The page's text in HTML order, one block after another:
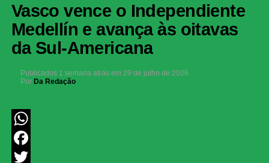
Vasco vence o Independiente
Medellín e avança às oitavas
da Sul-Americana
Publicados 1 semana atrás em 29 de julho de 2026
Por Da Redação
WhatsApp
Facebook